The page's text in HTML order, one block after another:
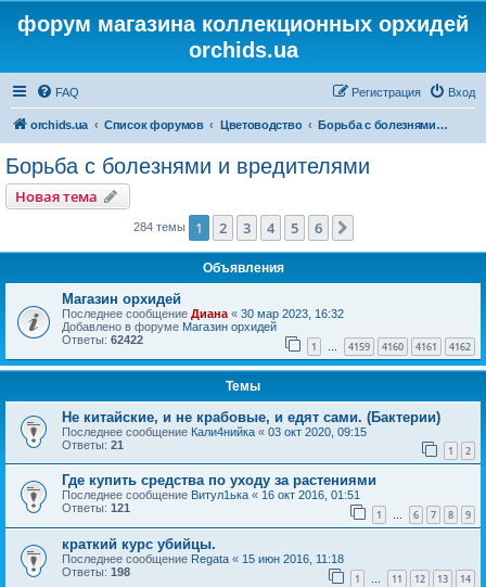
форум магазина коллекционных орхидей
orchids.ua
FAQ Вход
Регистрация
orchids.ua Список форумов Цветоводство Борьба с болезнями и вредителями
Борьба с болезнями и вредителями
Новая тема
284 темы 1 2 3 4 5 6
Объявления
Магазин орхидей
Последнее сообщение Диана « 30 мар 2023, 16:32
Добавлено в форуме Магазин орхидей
Ответы: 62422 1 … 4159 4160 4161 4162
Темы
Не китайские, и не крабовые, и едят сами. (Бактерии)
Последнее сообщение Кали4нийка « 03 окт 2020, 09:15
Ответы: 21 1 2
Где купить средства по уходу за растениями
Последнее сообщение Витул1ька « 16 окт 2016, 01:51
Ответы: 121 1 … 6 7 8 9
краткий курс убийцы.
Последнее сообщение Regata « 15 июн 2016, 11:18
Ответы: 198 1 … 11 12 13 14